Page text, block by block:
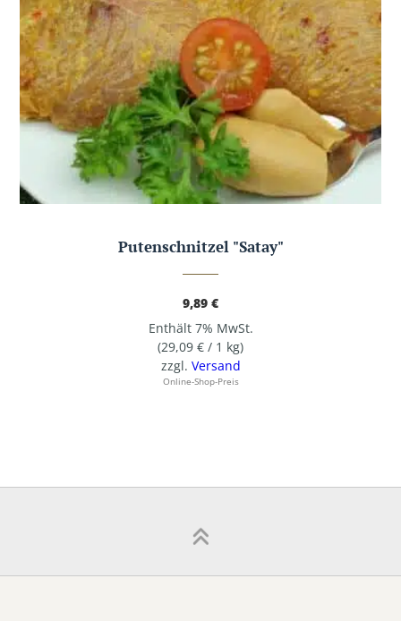
Putenschnitzel "Satay"
9,89 €
Enthält 7% MwSt.
(29,09 € / 1 kg)
zzgl. Versand
Online-Shop-Preis